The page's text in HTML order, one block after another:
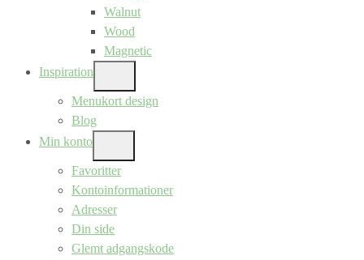
Walnut
Wood
Magnetic
Inspiration
SUB
MENU
Menukort design
Blog
Min konto
SUB
MENU
Favoritter
Kontoinformationer
Adresser
Din side
Glemt adgangskode